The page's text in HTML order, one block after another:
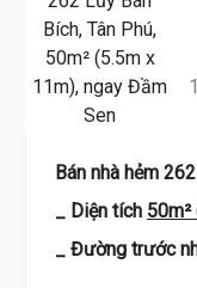
Bán nhà hẻm
_ Diện tích
_ Đường trước